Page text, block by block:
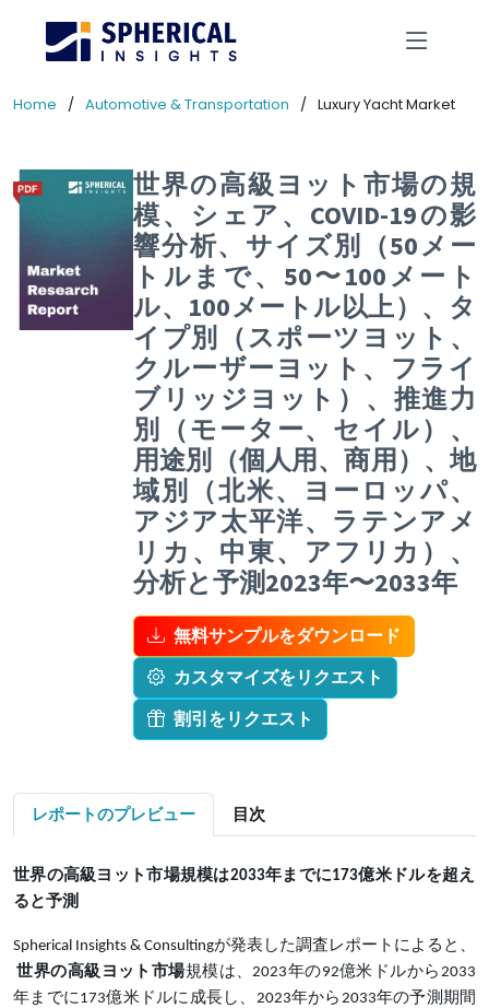
Home Automotive & Transportation Luxury Yacht Market
世界の高級ヨット市場の規
模、シェア、COVID-19の影
響分析、サイズ別（50メー
トルまで、50〜100メート
ル、100メートル以上）、タ
イプ別（スポーツヨット、
クルーザーヨット、フライ
ブリッジヨット）、推進力
別（モーター、セイル）、
用途別（個人用、商用）、地
域別（北米、ヨーロッパ、
アジア太平洋、ラテンアメ
リカ、中東、アフリカ）、
分析と予測2023年〜2033年
無料サンプルをダウンロード
カスタマイズをリクエスト
割引をリクエスト
レポートのプレビュー 目次
世界の高級ヨット市場規模は2033年までに173億米ドルを超え
る と予測
Spherical Insights & Consultingが発表した調査レポートによると、
世界の高級ヨット市場規模は、2023年の92億米ドルから2033
年までに173億米ドルに成長し、2023年から2033年の予測期間